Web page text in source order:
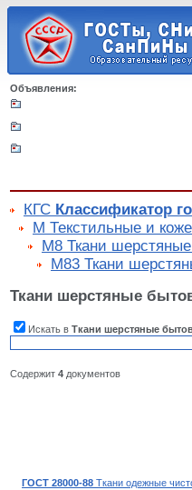
Объявления:
КГС Классификатор
М Текстильные и
М8 Ткани
М83 Ткани
Ткани шерстяные
Искать в Ткани шерстяные
Содержит 4 документов
ГОСТ 28000-88 Ткани одежные